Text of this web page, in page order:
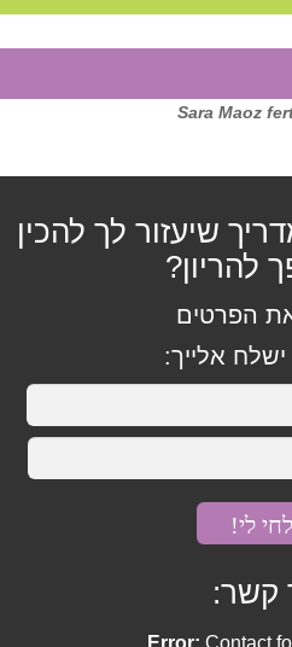
Sara Maoz
שיעזור לך להכין
להריון?
הפרטים
אלייך:
קשר:
Error: Contact